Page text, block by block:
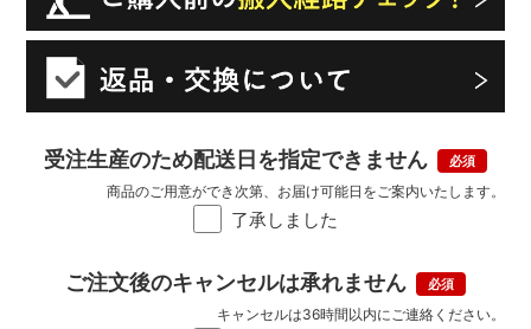
受注生産のため配送日を指定できません
了承しました
商品のご用意ができ次第、お届け可能日をご案内いたします。
ご注文後のキャンセルは承れません
キャンセルは36時間以内にご連絡ください。